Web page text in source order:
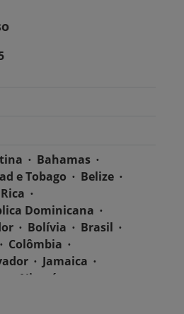
Bahamas
e Tobago
Belize
Dominicana
Bolívia
Brasil
Colômbia
Jamaica
Nicarágua